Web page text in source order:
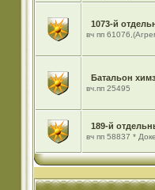
1073-й
вч пп
Батальон
вч.пп 25495
189-й
вч пп 58837 *